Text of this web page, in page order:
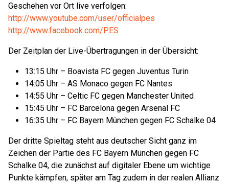
Geschehen vor Ort live verfolgen:
http://www.youtube.com/user/officialpes
http://www.facebook.com/PES
Der Zeitplan der Live-Übertragungen in der Übersicht:
13:15 Uhr – Boavista FC gegen Juventus Turin
14:05 Uhr – AS Monaco gegen FC Nantes
14:55 Uhr – Celtic FC gegen Manchester United
15:45 Uhr – FC Barcelona gegen Arsenal FC
16:35 Uhr – FC Bayern München gegen FC Schalke 04
Der dritte Spieltag steht aus deutscher Sicht ganz im
Zeichen der Partie des FC Bayern München gegen FC
Schalke 04, die zunächst auf digitaler Ebene um wichtige
Punkte kämpfen, später am Tag zudem in der realen Allianz